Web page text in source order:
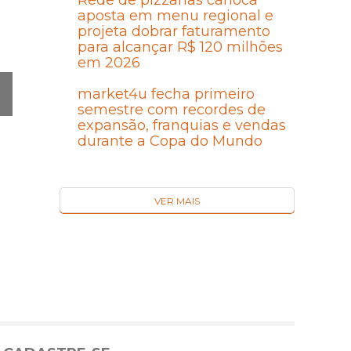
aposta em menu regional e
projeta dobrar faturamento
para alcançar R$ 120 milhões
em 2026
market4u fecha primeiro
semestre com recordes de
expansão, franquias e vendas
durante a Copa do Mundo
VER MAIS